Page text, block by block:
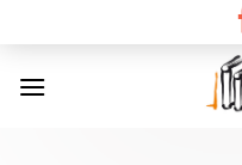
content